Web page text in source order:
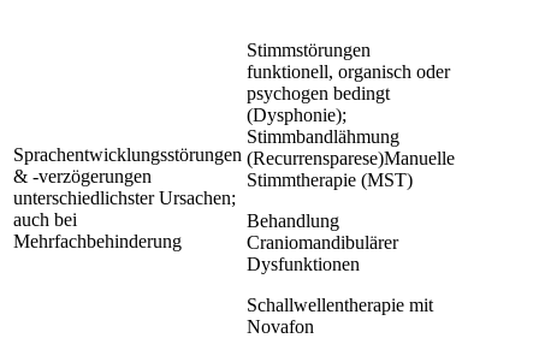
Sprachentwicklungsstörungen
& -verzögerungen
unterschiedlichster Ursachen;
auch bei
Mehrfachbehinderung
Stimmstörungen
funktionell, organisch oder
psychogen bedingt
(Dysphonie);
Stimmbandlähmung
(Recurrensparese)Manuelle
Stimmtherapie (MST)
Behandlung
Craniomandibulärer
Dysfunktionen
Schallwellentherapie mit
Novafon